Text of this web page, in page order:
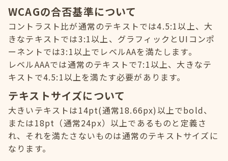
WCAGの合否基準について
コントラスト比が通常のテキストでは4.5:1以上、大
きなテキストでは3:1以上、グラフィックとUIコンポ
ーネントでは3:1以上でレベルAAを満たします。
レベルAAAでは通常のテキストで7:1以上、大きなテ
キストで4.5:1以上を満たす必要があります。
テキストサイズについて
大きいテキストは14pt(通常18.66px)以上でbold、
または18pt（通常24px）以上であるものと定義さ
れ、それを満たさないものは通常のテキストサイズに
なります。